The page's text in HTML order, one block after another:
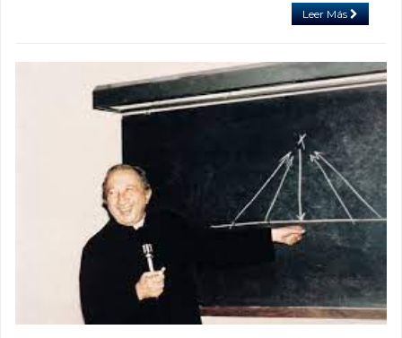
Leer Más